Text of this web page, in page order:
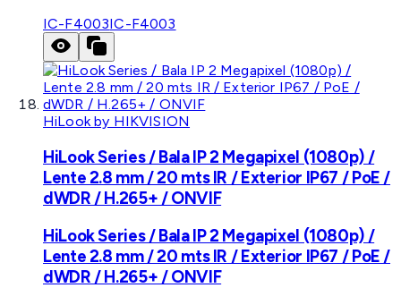
IC-F4003IC-F4003
HiLook by HIKVISION
HiLook Series / Bala IP 2 Megapixel (1080p) /
Lente 2.8 mm / 20 mts IR / Exterior IP67 / PoE /
dWDR / H.265+ / ONVIF
HiLook Series / Bala IP 2 Megapixel (1080p) /
Lente 2.8 mm / 20 mts IR / Exterior IP67 / PoE /
dWDR / H.265+ / ONVIF